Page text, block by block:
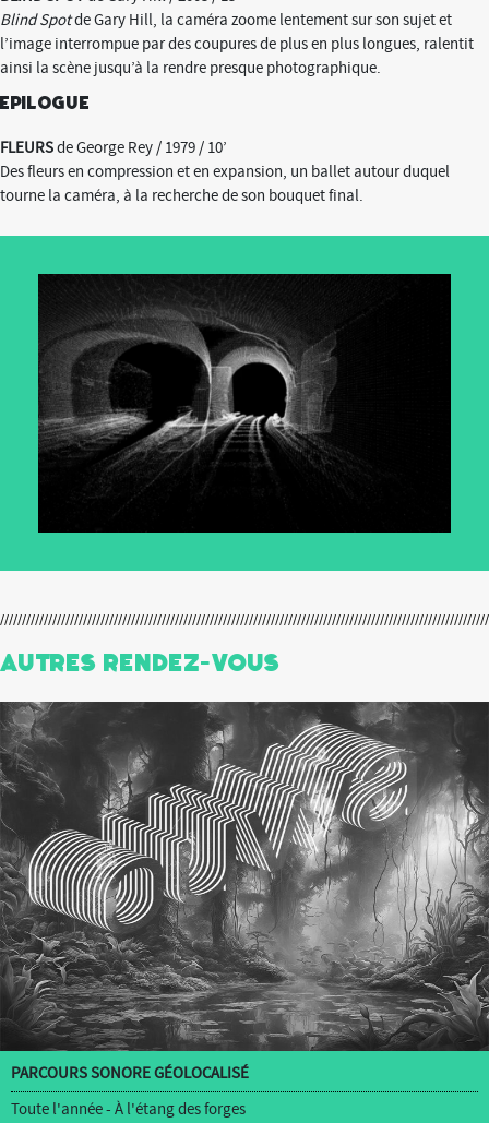
Blind Spotde Gary Hill, la caméra zoome lentement sur son sujet et
l’image interrompue par des coupures de plus en plus longues, ralentit
ainsi la scène jusqu’à la rendre presque photographique.
Epilogue
FLEURSde George Rey / 1979 / 10’
Des fleurs en compression et en expansion, un ballet autour duquel
tourne la caméra, à la recherche de son bouquet final.
Autres Rendez-Vous
PARCOURS SONORE GÉOLOCALISÉ
Toute l'année - À l'étang des forges